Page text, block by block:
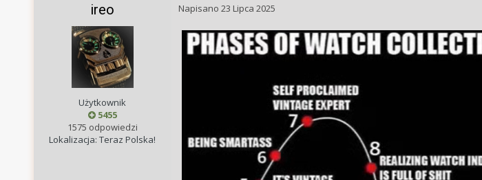
ireo
Użytkownik
5455
1575 odpowiedzi
Lokalizacja: Teraz Polska!
Napisano 23 Lipca 2025